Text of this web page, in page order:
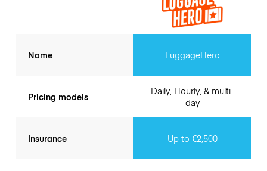
Name
Pricing models
Insurance
LuggageHero
Daily, Hourly, & multi-
day
Up to €2,500